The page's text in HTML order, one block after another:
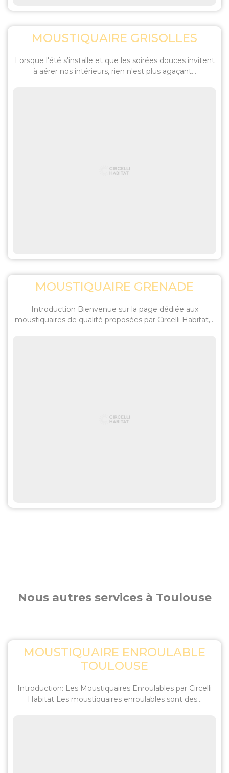
MOUSTIQUAIRE GRISOLLES
Lorsque l'été s'installe et que les soirées douces invitent
à aérer nos intérieurs, rien n'est plus agaçant...
MOUSTIQUAIRE GRENADE
Introduction Bienvenue sur la page dédiée aux
moustiquaires de qualité proposées par Circelli Habitat,...
Nous autres services à Toulouse
MOUSTIQUAIRE ENROULABLE
TOULOUSE
Introduction: Les Moustiquaires Enroulables par Circelli
Habitat Les moustiquaires enroulables sont des...